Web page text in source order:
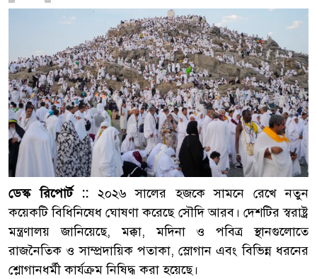
ডেস্ক রিপোর্ট :: ২০২৬ সালের হজকে সামনে রেখে নতুন
কয়েকটি বিধিনিষেধ ঘোষণা করেছে সৌদি আরব। দেশটির স্বরাষ্ট্র
মন্ত্রণালয় জানিয়েছে, মক্কা, মদিনা ও পবিত্র স্থানগুলোতে
রাজনৈতিক ও সাম্প্রদায়িক পতাকা, স্লোগান এবং বিভিন্ন ধরনের
শ্লোগানধর্মী কার্যক্রম নিষিদ্ধ করা হয়েছে।